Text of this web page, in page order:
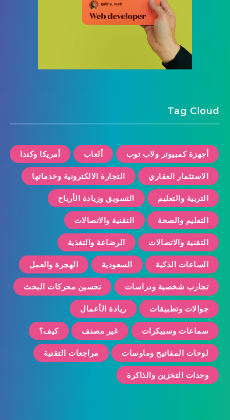
Tag Cloud
أجهزة كمبيوتر ولاب توب ألعاب أمريكا وكندا
الاستثمار العقاري التجارة الالكترونية وخدماتها
التربية والتعليم التسويق وزيادة الأرباح
التعليم والصحة التقنية والاتصالات
التقنية والاتصالات الرضاعة والتغذية
الساعات الذكية السعودية الهجرة والعمل
تجارب شخصية ودراسات تحسين محركات البحث
جوالات وتطبيقات ريادة الأعمال
سماعات وسبيكرات غير مصنف كيف؟
لوحات المفاتيح وماوسات مراجعات التقنية
وحدات التخزين والذاكرة